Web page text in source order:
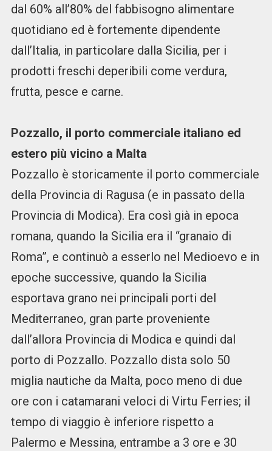
dal 60% all’80% del fabbisogno alimentare
quotidiano ed è fortemente dipendente
dall’Italia, in particolare dalla Sicilia, per i
prodotti freschi deperibili come verdura,
frutta, pesce e carne.
Pozzallo, il porto commerciale italiano ed
estero più vicino a Malta
Pozzallo è storicamente il porto commerciale
della Provincia di Ragusa (e in passato della
Provincia di Modica). Era così già in epoca
romana, quando la Sicilia era il “granaio di
Roma”, e continuò a esserlo nel Medioevo e in
epoche successive, quando la Sicilia
esportava grano nei principali porti del
Mediterraneo, gran parte proveniente
dall’allora Provincia di Modica e quindi dal
porto di Pozzallo. Pozzallo dista solo 50
miglia nautiche da Malta, poco meno di due
ore con i catamarani veloci di Virtu Ferries; il
tempo di viaggio è inferiore rispetto a
Palermo e Messina, entrambe a 3 ore e 30